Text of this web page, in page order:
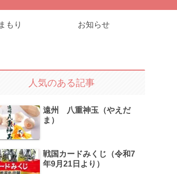
もり お知らせ
人気のある記事
遠州 八重神玉（やえだ
ま）
戦国カードみくじ（令和7
年9月21日より）